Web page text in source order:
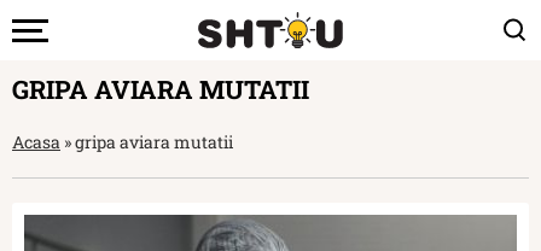
GRIPA AVIARA MUTATII
Acasa »gripa aviara mutatii